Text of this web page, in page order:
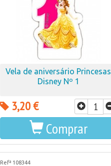
Vela de aniversário Princesas
Disney Nº 1
3,20 €
Comprar
Refª 108344